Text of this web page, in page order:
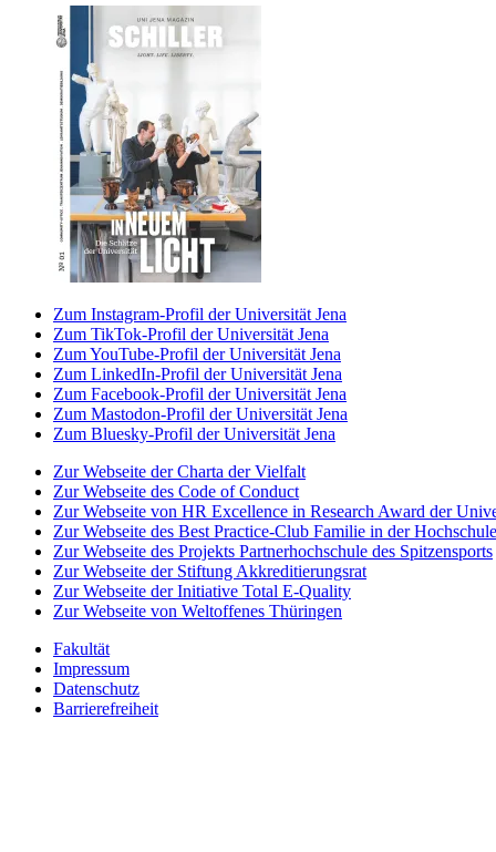
Zum Instagram-Profil der Universität Jena
Zum TikTok-Profil der Universität Jena
Zum YouTube-Profil der Universität Jena
Zum LinkedIn-Profil der Universität Jena
Zum Facebook-Profil der Universität Jena
Zum Mastodon-Profil der Universität Jena
Zum Bluesky-Profil der Universität Jena
Zur Webseite der Charta der Vielfalt
Zur Webseite des Code of Conduct
Zur Webseite von HR Excellence in Research Award der
Zur Webseite des Best Practice-Club Familie in der Hochschule
Zur Webseite des Projekts Partnerhochschule des Spitzensports
Zur Webseite der Stiftung Akkreditierungsrat
Zur Webseite der Initiative Total E-Quality
Zur Webseite von Weltoffenes Thüringen
Fakultät
Impressum
Datenschutz
Barrierefreiheit